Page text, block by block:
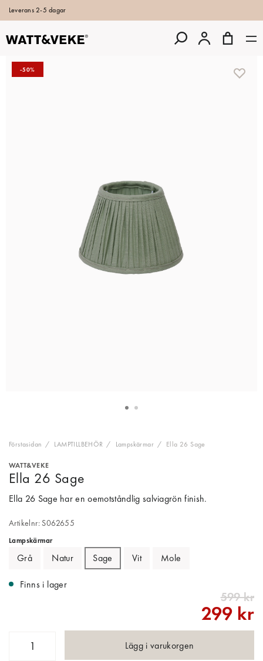
Leverans 2-5 dagar
-50%
Förstasidan LAMPTILLBEHÖR Lampskärmar Ella 26 Sage
WATT&VEKE
Ella 26 Sage
Ella 26 Sage har en oemotståndlig salviagrön finish.
Artikelnr: S062655
Lampskärmar
Grå Natur Sage Vit Mole
Finns i lager
599 kr
299 kr
Lägg i varukorgen